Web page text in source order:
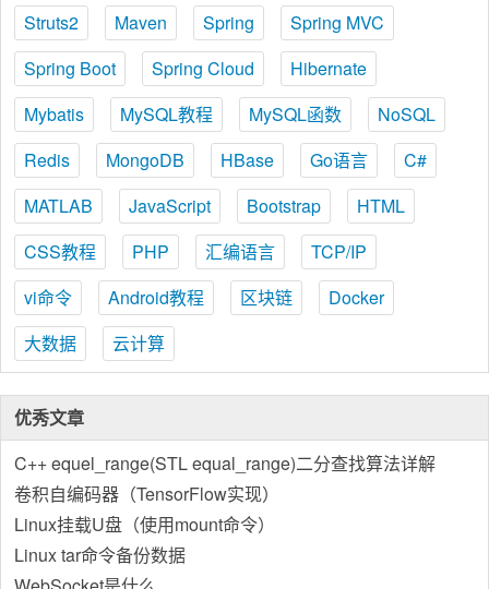
Struts2
Maven Spring
Spring MVC
Spring Boot
Spring Cloud
Hibernate
Mybatis
MySQL教程 MySQL函数
NoSQL
Redis
MongoDB HBase Go语言
C#
MATLAB
JavaScript Bootstrap
HTML
CSS教程
PHP 汇编语言
TCP/IP
vi命令
Android教程 区块链
Docker
大数据
云计算
优秀文章
C++ equel_range(STL equal_range)二分查找算法详解
卷积自编码器（TensorFlow实现）
Linux挂载U盘（使用mount命令）
Linux tar命令备份数据